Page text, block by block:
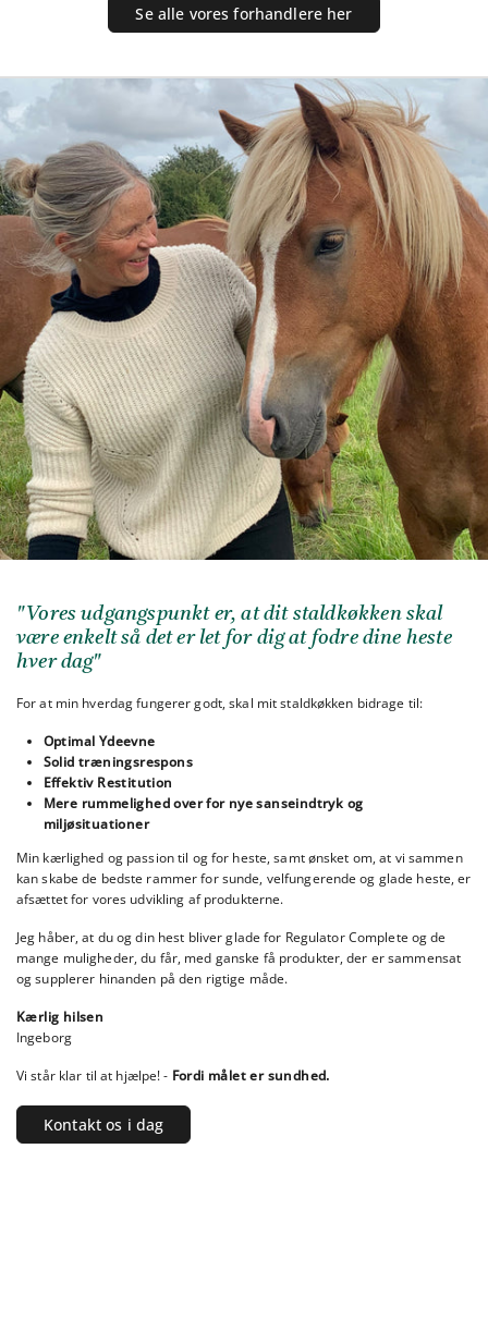
Se alle vores forhandlere her
"Vores udgangspunkt er, at dit staldkøkken skal
være enkelt så det er let for dig at fodre dine heste
hver dag"
For at min hverdag fungerer godt, skal mit staldkøkken bidrage til:
Optimal Ydeevne
Solid træningsrespons
Effektiv Restitution
Mere rummelighed over for nye sanseindtryk og
miljøsituationer
Min kærlighed og passion til og for heste, samt ønsket om, at vi sammen
kan skabe de bedste rammer for sunde, velfungerende og glade heste, er
afsættet for vores udvikling af produkterne.
Jeg håber, at du og din hest bliver glade for Regulator Complete og de
mange muligheder, du får, med ganske få produkter, der er sammensat
og supplerer hinanden på den rigtige måde.
Kærlig hilsen
Ingeborg
Vi står klar til at hjælpe! - Fordi målet er sundhed.
Kontakt os i dag